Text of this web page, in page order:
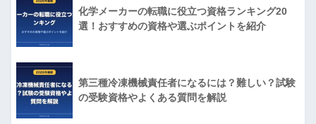
化学メーカーの転職に役立つ資格ランキング20
選！おすすめの資格や選ぶポイントを紹介
第三種冷凍機械責任者になるには？難しい？試験
の受験資格やよくある質問を解説